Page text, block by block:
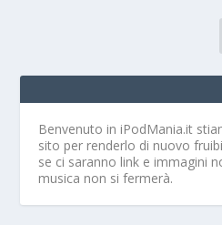
Benvenuto in iPodMania.it
sito per renderlo di nuovo
se ci saranno link e immagini
musica non si fermerà.